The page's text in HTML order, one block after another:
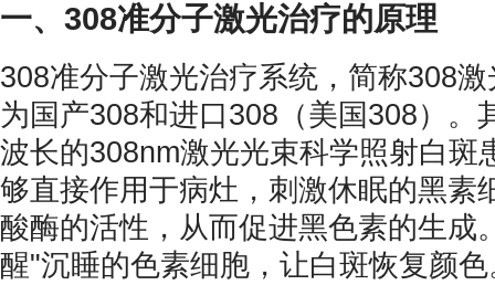
一、308准分子激光治疗的原理
308准分子激光治疗系统，简称308
为国产308和进口308（美国308）。
波长的308nm激光光束科学照射白斑
够直接作用于病灶，刺激休眠的黑素
酸酶的活性，从而促进黑色素的生成
醒"沉睡的色素细胞，让白斑恢复颜色